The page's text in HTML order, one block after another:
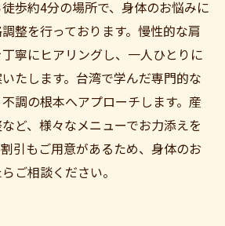
歩約4分の場所で、身体のお悩みに
整を行っております。慢性的な肩
寧にヒアリングし、一人ひとりに
たします。台湾で学んだ専門的な
調の根本へアプローチします。産
ど、様々なメニューでお力添えを
引もご用意があるため、身体のお
ご相談ください。